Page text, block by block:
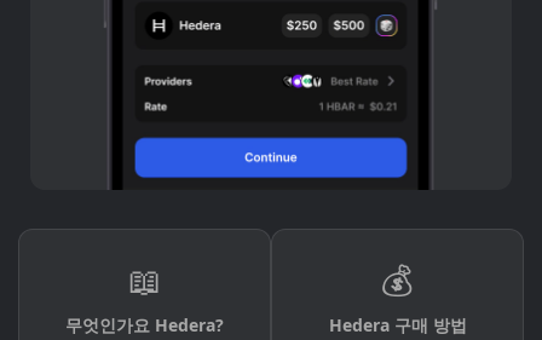
📖
무엇인가요 Hedera?
💰
Hedera 구매 방법